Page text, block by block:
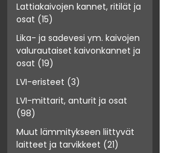
Lattiakaivojen kannet, ritilät ja
osat (15)
Lika- ja sadevesi ym. kaivojen
valurautaiset kaivonkannet ja
osat (19)
LVI-eristeet (3)
LVI-mittarit, anturit ja osat
(98)
Muut lämmitykseen liittyvät
laitteet ja tarvikkeet (21)